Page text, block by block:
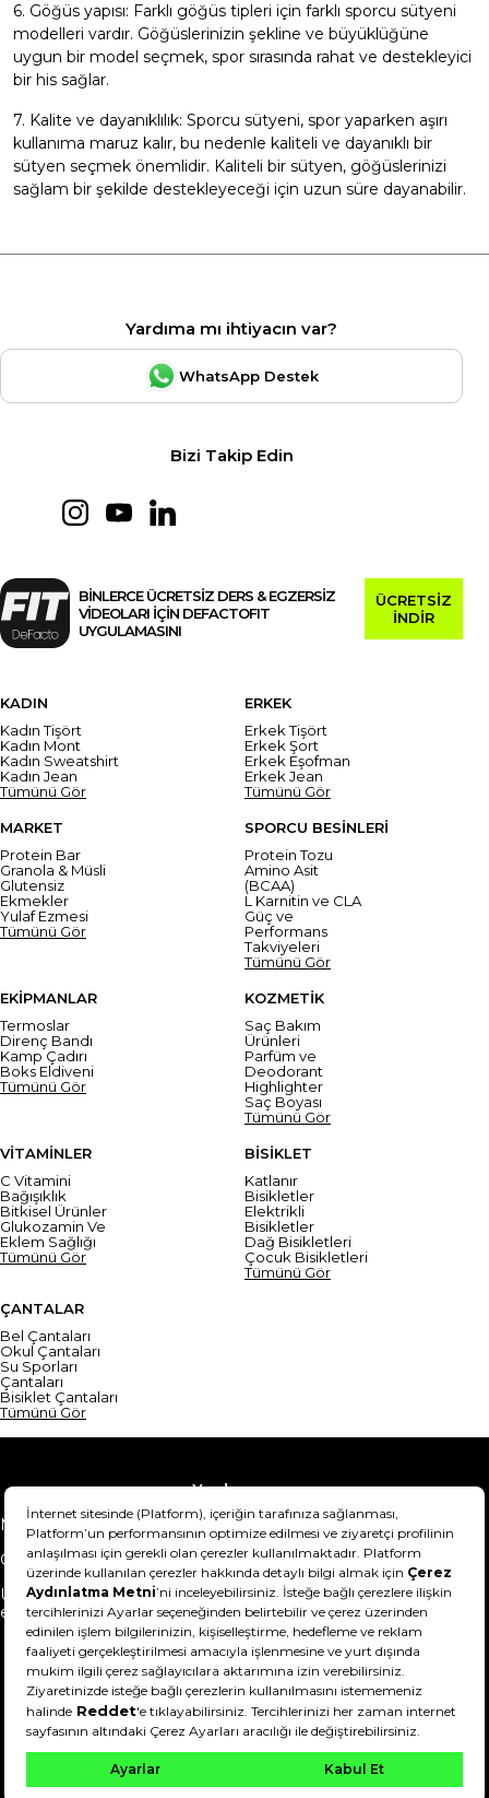
6. Göğüs yapısı: Farklı göğüs tipleri için farklı sporcu sütyeni
modelleri vardır. Göğüslerinizin şekline ve büyüklüğüne
uygun bir model seçmek, spor sırasında rahat ve destekleyici
bir his sağlar.
7. Kalite ve dayanıklılık: Sporcu sütyeni, spor yaparken aşırı
kullanıma maruz kalır, bu nedenle kaliteli ve dayanıklı bir
sütyen seçmek önemlidir. Kaliteli bir sütyen, göğüslerinizi
sağlam bir şekilde destekleyeceği için uzun süre dayanabilir.
Yardıma mı ihtiyacın var?
WhatsApp Destek
Bizi Takip Edin
BİNLERCE ÜCRETSİZ DERS & EGZERSİZ
VİDEOLARI İÇİN DEFACTOFIT
UYGULAMASINI
ÜCRETSİZ
İNDİR
KADIN
Kadın Tişört
Kadın Mont
Kadın Sweatshirt
Kadın Jean
Tümünü Gör
ERKEK
Erkek Tişört
Erkek Şort
Erkek Eşofman
Erkek Jean
Tümünü Gör
MARKET
Protein Bar
Granola & Müsli
Glutensiz
Ekmekler
Yulaf Ezmesi
Tümünü Gör
SPORCU BESİNLERİ
Protein Tozu
Amino Asit
(BCAA)
L Karnitin ve CLA
Güç ve
Performans
Takviyeleri
Tümünü Gör
EKİPMANLAR
Termoslar
Direnç Bandı
Kamp Çadırı
Boks Eldiveni
Tümünü Gör
KOZMETİK
Saç Bakım
Ürünleri
Parfüm ve
Deodorant
Highlighter
Saç Boyası
Tümünü Gör
VİTAMİNLER
C Vitamini
Bağışıklık
Bitkisel Ürünler
Glukozamin Ve
Eklem Sağlığı
Tümünü Gör
BİSİKLET
Katlanır
Bisikletler
Elektrikli
Bisikletler
Dağ Bisikletleri
Çocuk Bisikletleri
Tümünü Gör
ÇANTALAR
Bel Çantaları
Okul Çantaları
Su Sporları
Çantaları
Bisiklet Çantaları
Tümünü Gör
Yardım
Mesafeli Satış Sözleşmesi
Teslimat Bilgisi
Gizlilik Sözleşmesi
Şartlar & Koşullar
Ürünümü nasıl iade
edebilirim?
Hakkımızda
DeFactoFIT ©️ 2022-2026. Tüm hakları saklıdır.
21